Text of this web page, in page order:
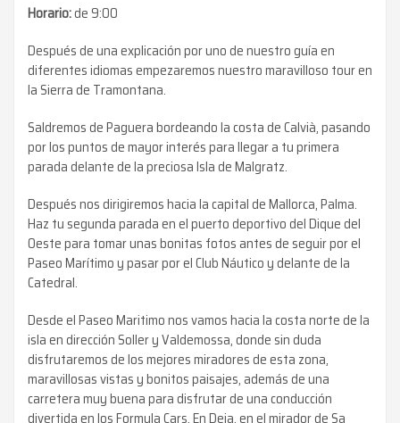
Horario:de 9:00
Después de una explicación por uno de nuestro guía en
diferentes idiomas empezaremos nuestro maravilloso tour en
la Sierra de Tramontana.
Saldremos de Paguera bordeando la costa de Calvià, pasando
por los puntos de mayor interés para llegar a tu primera
parada delante de la preciosa Isla de Malgratz.
Después nos dirigiremos hacia la capital de Mallorca, Palma.
Haz tu segunda parada en el puerto deportivo del Dique del
Oeste para tomar unas bonitas fotos antes de seguir por el
Paseo Marítimo y pasar por el Club Náutico y delante de la
Catedral.
Desde el Paseo Maritimo nos vamos hacia la costa norte de la
isla en dirección Soller y Valdemossa, donde sin duda
disfrutaremos de los mejores miradores de esta zona,
maravillosas vistas y bonitos paisajes, además de una
carretera muy buena para disfrutar de una conducción
divertida en los Formula Cars. En Deia, en el mirador de Sa